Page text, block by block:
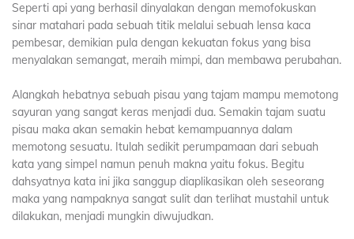
Seperti api yang berhasil dinyalakan dengan memofokuskan
sinar matahari pada sebuah titik melalui sebuah lensa kaca
pembesar, demikian pula dengan kekuatan fokus yang bisa
menyalakan semangat, meraih mimpi, dan membawa perubahan.
Alangkah hebatnya sebuah pisau yang tajam mampu memotong
sayuran yang sangat keras menjadi dua. Semakin tajam suatu
pisau maka akan semakin hebat kemampuannya dalam
memotong sesuatu. Itulah sedikit perumpamaan dari sebuah
kata yang simpel namun penuh makna yaitu fokus. Begitu
dahsyatnya kata ini jika sanggup diaplikasikan oleh seseorang
maka yang nampaknya sangat sulit dan terlihat mustahil untuk
dilakukan, menjadi mungkin diwujudkan.